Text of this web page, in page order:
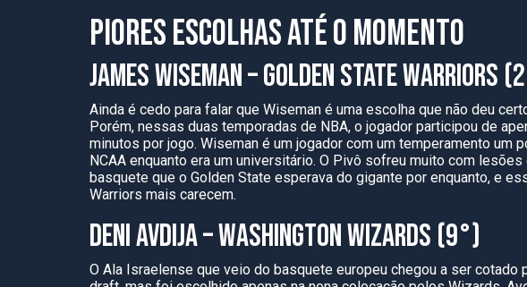
PIORES ESCOLHAS ATÉ O MOMENTO
JAMES WISEMAN – GOLDEN STATE WARRIORS
Ainda é cedo para falar que Wiseman é uma escolha que não deu
Porém, nessas duas temporadas de NBA, o jogador participou de
minutos por jogo. Wiseman é um jogador com um temperamento um
NCAA enquanto era um universitário. O Pivô sofreu muito com
basquete que o Golden State esperava do gigante por enquanto, e
Warriors mais carecem.
DENI AVDIJA – WASHINGTON WIZARDS (9°)
O Ala Israelense que veio do basquete europeu chegou a ser cotado